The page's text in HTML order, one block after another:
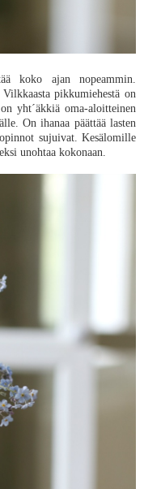
koko ajan nopeammin.
pikkumiehestä on
yht´äkkiä oma-aloitteinen
On ihanaa päättää lasten
sujuivat. Kesälomille
unohtaa kokonaan.